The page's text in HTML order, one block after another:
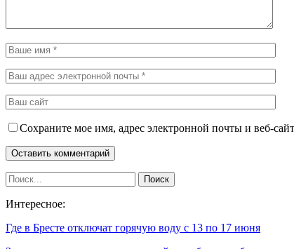
Сохраните мое имя, адрес электронной почты и веб-
Интересное:
Где в Бресте отключат горячую воду с 13 по 17 июня